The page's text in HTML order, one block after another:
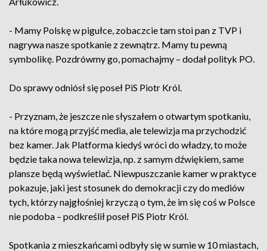
- Mamy Polskę w pigułce, zobaczcie tam stoi pan z TVP i
nagrywa nasze spotkanie z zewnątrz. Mamy tu pewną
symbolikę. Pozdrówmy go, pomachajmy – dodał polityk PO.
Do sprawy odniósł się poseł PiS Piotr Król.
- Przyznam, że jeszcze nie słyszałem o otwartym spotkaniu,
na które mogą przyjść media, ale telewizja ma przychodzić
bez kamer. Jak Platforma kiedyś wróci do władzy, to może
będzie taka nowa telewizja, np. z samym dźwiękiem, same
plansze będą wyświetlać. Niewpuszczanie kamer w praktyce
pokazuje, jaki jest stosunek do demokracji czy do mediów
tych, którzy najgłośniej krzyczą o tym, że im się coś w Polsce
nie podoba – podkreślił poseł PiS Piotr Król.
Spotkania z mieszkańcami odbyły się w sumie w 10 miastach,